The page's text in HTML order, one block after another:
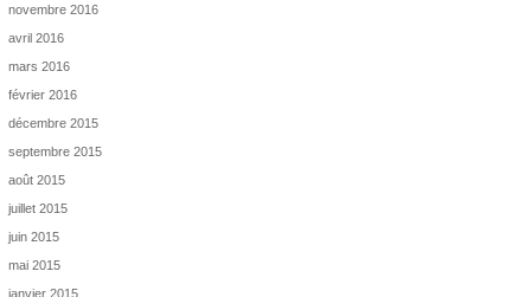
novembre 2016
avril 2016
mars 2016
février 2016
décembre 2015
septembre 2015
août 2015
juillet 2015
juin 2015
mai 2015
janvier 2015